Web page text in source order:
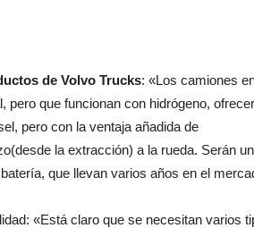
de Volvo Trucks: «Los camiones
pero que funcionan con hidrógeno,
pero con la ventaja añadida de
la extracción) a la rueda. Serán
que llevan varios años en el
«Está claro que se necesitan varios